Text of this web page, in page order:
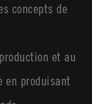
concepts de
et au
en produisant